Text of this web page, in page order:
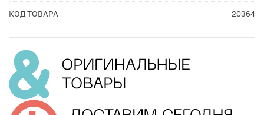
КОД ТОВАРА 20364